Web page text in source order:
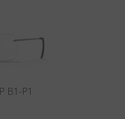
B1-P1